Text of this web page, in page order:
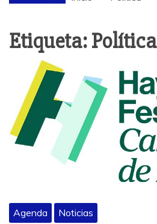
Etiqueta:Política
Agenda Noticias